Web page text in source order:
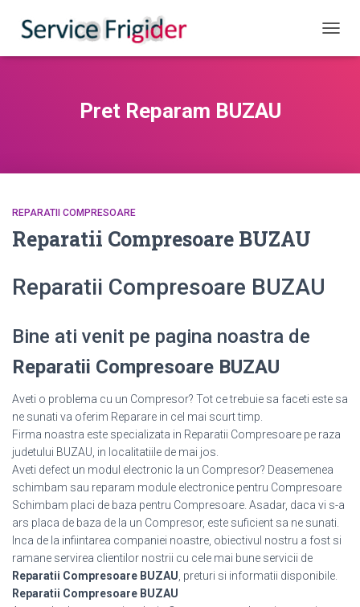
Pret Reparam BUZAU
REPARATII COMPRESOARE
Reparatii Compresoare BUZAU
Reparatii Compresoare BUZAU
Bine ati venit pe pagina noastra de
Reparatii Compresoare BUZAU
Aveti o problema cu un Compresor? Tot ce trebuie sa faceti este sa
ne sunati va oferim Reparare in cel mai scurt timp.
Firma noastra este specializata in Reparatii Compresoare pe raza
judetului BUZAU, in localitatiile de mai jos.
Aveti defect un modul electronic la un Compresor? Deasemenea
schimbam sau reparam module electronice pentru Compresoare
Schimbam placi de baza pentru Compresoare. Asadar, daca vi s-a
ars placa de baza de la un Compresor, este suficient sa ne sunati.
Inca de la infiintarea companiei noastre, obiectivul nostru a fost si
ramane servirea clientilor nostrii cu cele mai bune servicii de
Reparatii Compresoare BUZAU , preturi si informatii disponibile.
Reparatii Compresoare BUZAU